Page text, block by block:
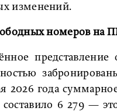
изменений.
номеров
2026 года
6 279 —